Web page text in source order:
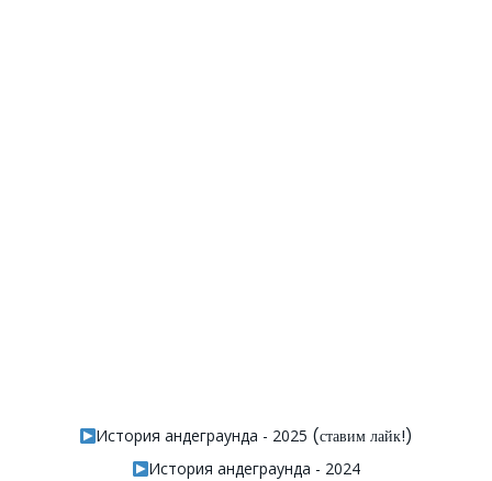
История андеграунда - 2025 (ставим лайк!)
История андеграунда - 2024